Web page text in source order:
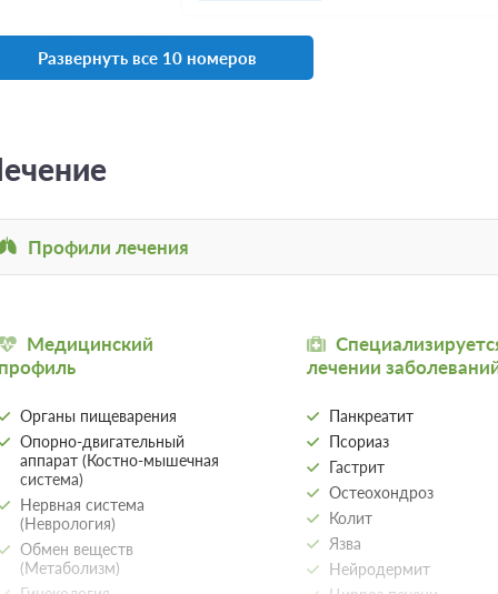
3-местный 1-комнатный
Требуется предоплата
Новогодний тариф
Требуется предоплата
Санаторно-курортное лечение
лечение, четырехразовое питание по
Требуется предоплата
2-местный 2-комнатный
Одна двуспальная кровать
Развернуть все 10 номеров
Профили лечения
Медицинский
Органы пищеварения
Опорно-двигательный
аппарат (Костно-мышечная
система)
Нервная система
(Неврология)
Обмен веществ
(Метаболизм)
лечении
Панкреатит
Псориаз
Гастрит
Остеохондроз
Колит
Язва
Нейродермит